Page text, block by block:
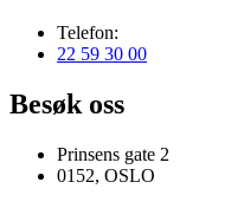
Telefon:
22 59 30 00
Besøk oss
Prinsens gate 2
0152, OSLO